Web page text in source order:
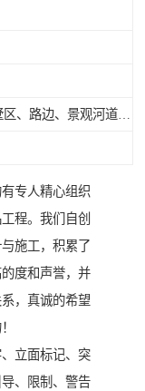
专人精心组织
程。我们自创
施工，积累了
度和声誉，并
，真诚的希望
立面标记、突
、限制、警告